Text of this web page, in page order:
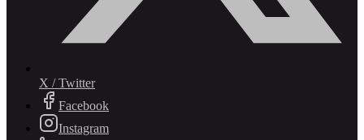
X / Twitter
Facebook
Instagram